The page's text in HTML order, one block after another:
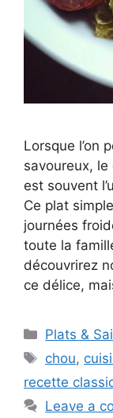
Lorsque l’on
savoureux,
est souvent
Ce plat
journées
toute la
découvrirez
ce délice,
Categories
Plats &
Tags
chou,
recette
Leave a